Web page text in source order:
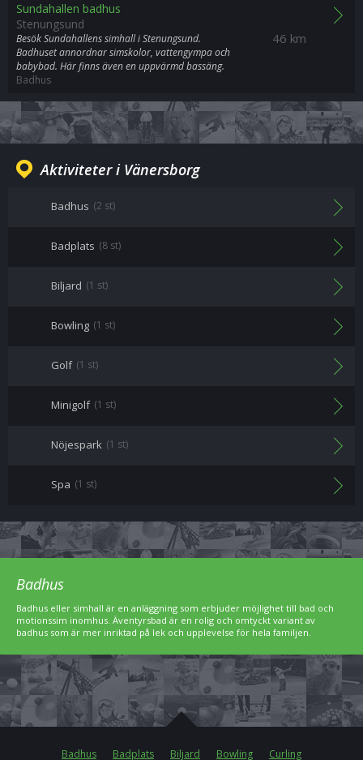
46 km
Sundahallen badhus
Stenungsund
Besök Sundahallens simhall i Stenungsund.
Badhuset annordnar simskolor, vattengympa och
babybad. Här finns även en uppvärmd bassäng.
Badhus
Aktiviteter i Vänersborg
Badhus (2 st)
Badplats (8 st)
Biljard (1 st)
Bowling (1 st)
Golf (1 st)
Minigolf (1 st)
Nöjespark (1 st)
Spa (1 st)
Badhus
Badhus eller simhall är en anläggning som erbjuder möjlighet till bad och
motionssim inomhus. Äventyrsbad är en rolig och omtyckt variant av
badhus som är mer inriktad på lek och upplevelse för hela familjen.
Badhus Badplats Biljard Bowling Curling